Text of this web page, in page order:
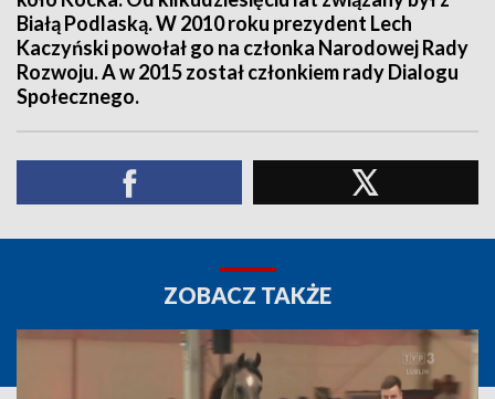
Białą Podlaską. W 2010 roku prezydent Lech
Kaczyński powołał go na członka Narodowej Rady
Rozwoju. A w 2015 został członkiem rady Dialogu
Społecznego.
ZOBACZ TAKŻE